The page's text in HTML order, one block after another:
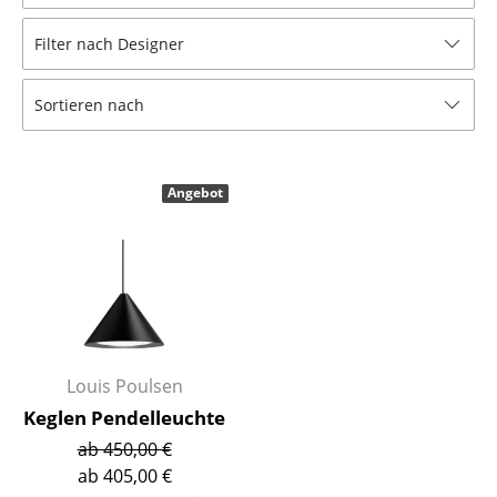
Bänke & Liegen
Sitzsäcke
Bürodrehstühle
Konferenzstühle
Bürosessel
Einzelteile
... alle Sitzmöbel
Filter nach Designer
Sortieren nach
Louis Poulsen
Keglen Pendelleuchte
ab 450,00 €
ab 405,00 €
Angebot